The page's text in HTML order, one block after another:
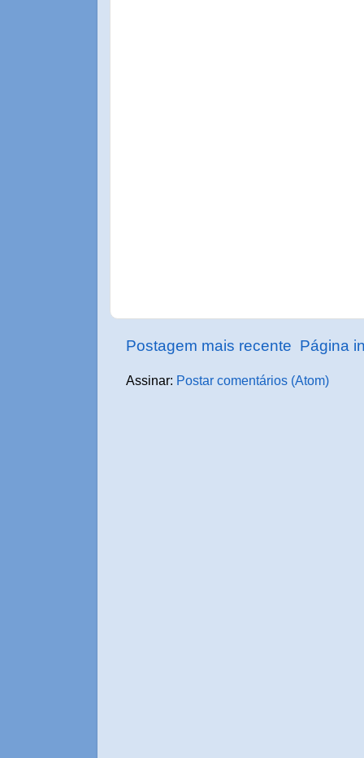
Postagem mais recente Página
Assinar: Postar comentários (Atom)